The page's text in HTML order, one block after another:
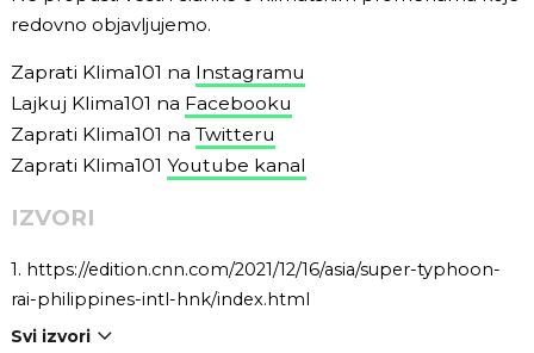
redovno objavljujemo.
Zaprati Klima101 na Instagramu
Lajkuj Klima101 na Facebooku
Zaprati Klima101 na Twitteru
Zaprati Klima101 Youtube kanal
IZVORI
1. https://edition.cnn.com/2021/12/16/asia/super-typhoon-
rai-philippines-intl-hnk/index.html
Svi izvori